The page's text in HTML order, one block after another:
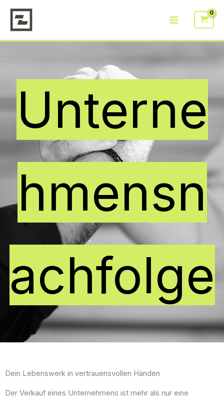
Inhalt
springen
Unterne
hmensn
achfolge
Dein Lebenswerk in vertrauensvollen Händen
Der Verkauf eines Unternehmens ist mehr als nur eine